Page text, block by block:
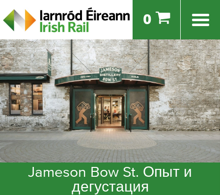
0
Jameson Bow St. Опыт и
дегустация